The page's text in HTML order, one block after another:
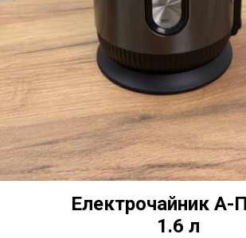
Електрочайник А-
1.6 л